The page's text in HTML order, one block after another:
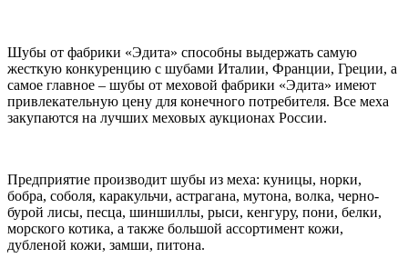
Шубы от фабрики «Эдита» способны выдержать самую
жесткую конкуренцию с шубами Италии, Франции, Греции, а
самое главное – шубы от меховой фабрики «Эдита» имеют
привлекательную цену для конечного потребителя. Все меха
закупаются на лучших меховых аукционах России.
Предприятие производит шубы из меха: куницы, норки,
бобра, соболя, каракульчи, астрагана, мутона, волка, черно-
бурой лисы, песца, шиншиллы, рыси, кенгуру, пони, белки,
морского котика, а также большой ассортимент кожи,
дубленой кожи, замши, питона.